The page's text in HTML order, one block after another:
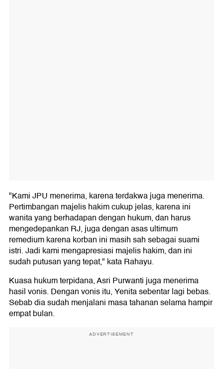
"Kami JPU menerima, karena terdakwa juga menerima.
Pertimbangan majelis hakim cukup jelas, karena ini
wanita yang berhadapan dengan hukum, dan harus
mengedepankan RJ, juga dengan asas ultimum
remedium karena korban ini masih sah sebagai suami
istri. Jadi kami mengapresiasi majelis hakim, dan ini
sudah putusan yang tepat," kata Rahayu.
Kuasa hukum terpidana, Asri Purwanti juga menerima
hasil vonis. Dengan vonis itu, Yenita sebentar lagi bebas.
Sebab dia sudah menjalani masa tahanan selama hampir
empat bulan.
ADVERTISEMENT